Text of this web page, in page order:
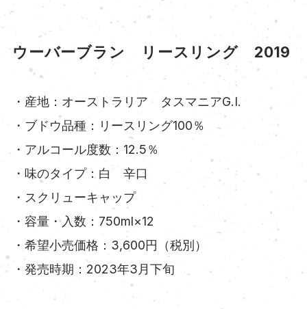
ウーバーブラン リースリング 2019
・産地：オーストラリア タスマニアG.I.
・ブドウ品種：リースリング100％
・アルコール度数：12.5％
・味のタイプ：白 辛口
・スクリューキャップ
・容量・入数：750ml×12
・希望小売価格：3,600円（税別）
・発売時期：2023年3月下旬